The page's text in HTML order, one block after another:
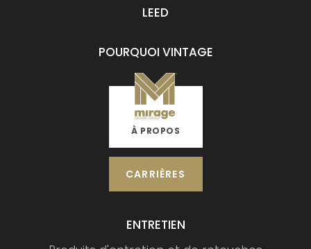
LEED
POURQUOI VINTAGE
À PROPOS
CARRIÈRES
ENTRETIEN